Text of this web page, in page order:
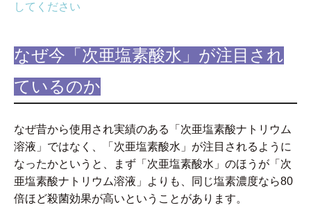
してください
なぜ今「次亜塩素酸水」が注目され
ているのか
なぜ昔から使用され実績のある「次亜塩素酸ナトリウム
溶液」ではなく、「次亜塩素酸水」が注目されるように
なったかというと、まず「次亜塩素酸水」のほうが「次
亜塩素酸ナトリウム溶液」よりも、同じ塩素濃度なら80
倍ほど殺菌効果が高いということがあります。